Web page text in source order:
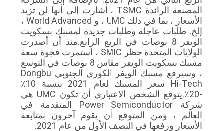
المصنعة الرائدة TSMC ، أشارت إلى أنها لن تزيد
الأسعار ، بما في ذلك UMC ، و World Advanced ،
إلخ. طلبات عاجلة وطلبات جديدة لمسبك بسكويت
الويفر 8 بوصات في الربع الرابع.منذ أن أصدرت
الولايات المتحدة حظر SMIC ، استمرت فجوة سعة
مسبك بسكويت الويفر مقاس 8 بوصات في التوسع
، وسيرفع مسبك الويفر الكوري الجنوبي Dongbu
Hi-Tech سعر المسبك لعام 2021 بنسبة 10٪
-20٪.يتوقع الشخص الاعتباري أن تكون UMC هي
شركة Power Semiconductor المتقدمة في
العالم ، ومن المتوقع أن يقوم آخرون بمتابعة
الأسعار ورفعها في النصف الأول من عام 2021.